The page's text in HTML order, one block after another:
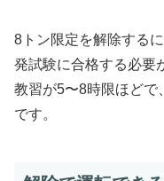
8トン限定を解除する
発試験に合格する必要
教習が5〜8時限ほどで
です。